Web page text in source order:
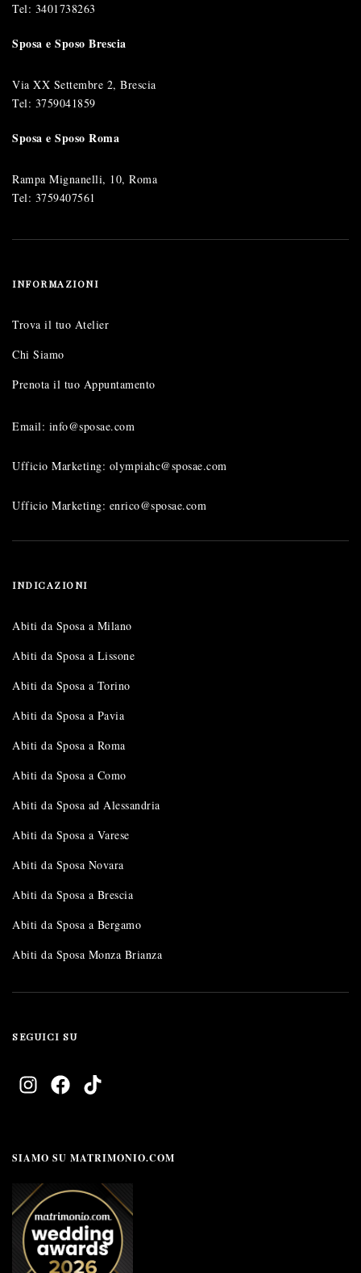
Tel: 3401738263
Sposa e Sposo Brescia
Via XX Settembre 2, Brescia
Tel: 3759041859
Sposa e Sposo Roma
Rampa Mignanelli, 10, Roma
Tel: 3759407561
INFORMAZIONI
Trova il tuo Atelier
Chi Siamo
Prenota il tuo Appuntamento
Email: info@sposae.com
Ufficio Marketing: olympiahc@sposae.com
Ufficio Marketing: enrico@sposae.com
INDICAZIONI
Abiti da Sposa a Milano
Abiti da Sposa a Lissone
Abiti da Sposa a Torino
Abiti da Sposa a Pavia
Abiti da Sposa a Roma
Abiti da Sposa a Como
Abiti da Sposa ad Alessandria
Abiti da Sposa a Varese
Abiti da Sposa Novara
Abiti da Sposa a Brescia
Abiti da Sposa a Bergamo
Abiti da Sposa Monza Brianza
SEGUICI SU
SIAMO SU MATRIMONIO.COM